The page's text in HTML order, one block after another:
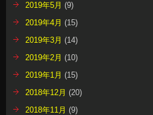
2019年5月 (9)
2019年4月 (15)
2019年3月 (14)
2019年2月 (10)
2019年1月 (15)
2018年12月 (20)
2018年11月 (9)